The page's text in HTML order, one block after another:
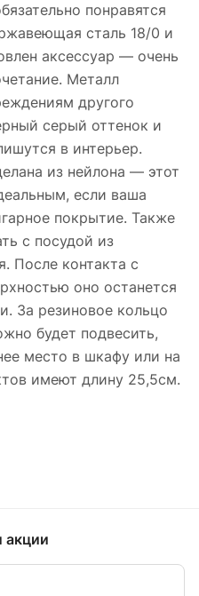
понравятся
сталь 18/0 и
аксессуар — очень
Металл
другого
серый оттенок и
в интерьер.
из нейлона — этот
если ваша
покрытие. Также
с посудой из
После контакта с
оно останется
За резиновое кольцо
будет подвесить,
место в шкафу или на
имеют длину 25,5см.
акции